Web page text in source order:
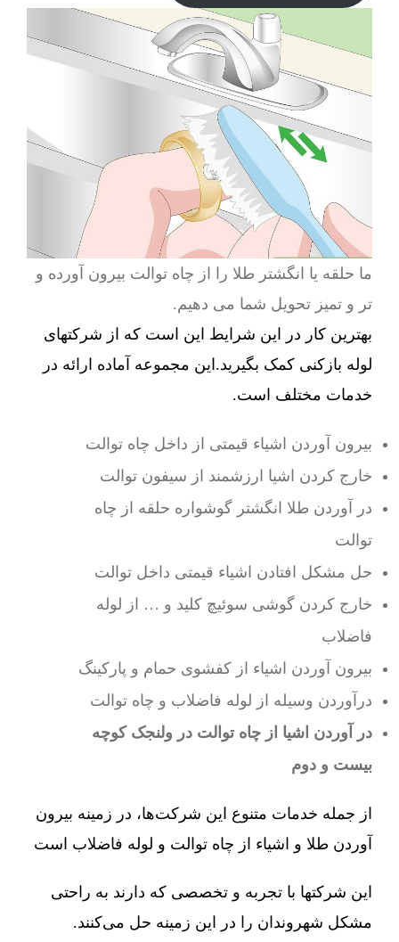
ما حلقه یا انگشتر طلا را از چاه توالت بیرون آورده و
تر و تمیز تحویل شما می دهیم.
بهترین کار در این شرایط این است که از شرکتهای
لوله بازکنی کمک بگیرید.این مجموعه آماده ارائه در
خدمات مختلف است.
بیرون آوردن اشیاء قیمتی از داخل چاه توالت
خارج کردن اشیا ارزشمند از سیفون توالت
در آوردن طلا انگشتر گوشواره حلقه از چاه
توالت
حل مشکل افتادن اشیاء قیمتی داخل توالت
خارج کردن گوشی سوئیچ کلید و … از لوله
فاضلاب
بیرون آوردن اشیاء از کفشوی حمام و پارکینگ
درآوردن وسیله از لوله فاضلاب و چاه توالت
در آوردن اشیا از چاه توالت در ولنجک کوچه
بیست و دوم
از جمله خدمات متنوع این شرکت‌ها، در زمینه بیرون
آوردن طلا و اشیاء از چاه توالت و لوله فاضلاب است
این شرکتها با تجربه و تخصصی که دارند به راحتی
مشکل شهروندان را در این زمینه حل می‌کنند.